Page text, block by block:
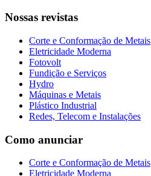
Nossas revistas
Corte e Conformação de Metais
Eletricidade Moderna
Fotovolt
Fundição e Serviços
Hydro
Máquinas e Metais
Plástico Industrial
Redes, Telecom e Instalações
Como anunciar
Corte e Conformação de Metais
Eletricidade Moderna